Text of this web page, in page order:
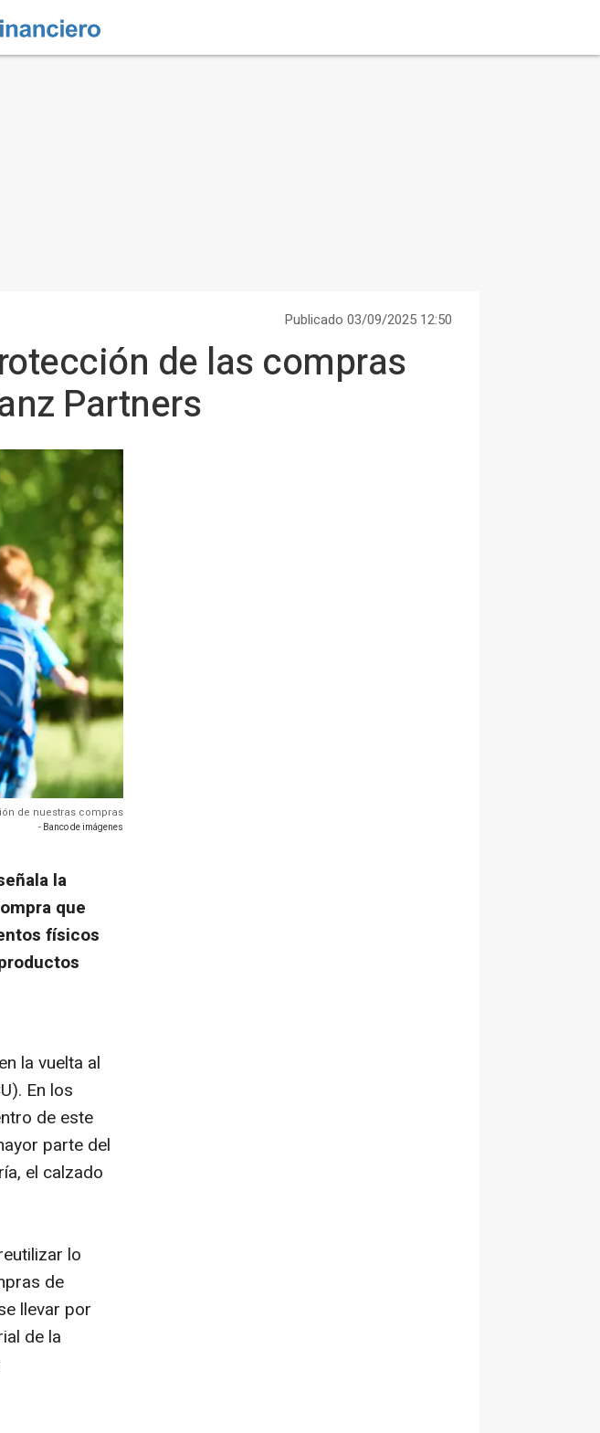
Publicado 03/09/2025 12:50
de las compras
Partners
de nuestras compras
- Banco de imágenes
la
que
físicos
la vuelta al
En los
de este
parte del
el calzado
lo
de
llevar por
de la